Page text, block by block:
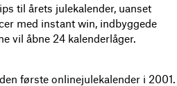
til årets julekalender, uanset
med instant win, indbyggede
vil åbne 24 kalenderlåger.
første onlinejulekalender i 2001.